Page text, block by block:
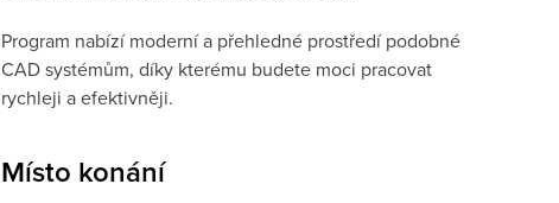
Program nabízí moderní a přehledné prostředí podobné
CAD systémům, díky kterému budete moci pracovat
rychleji a efektivněji.
Místo konání